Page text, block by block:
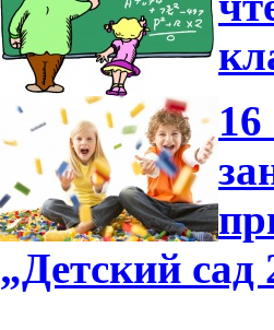
„Детский